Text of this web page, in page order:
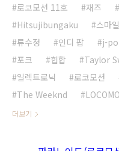
로코모션 11호
재즈
Hitsujibungaku
스마
류수정
인디 팝 j-
포크
힙합 Taylor
일렉트로닉
로코모션
The Weeknd
더보기